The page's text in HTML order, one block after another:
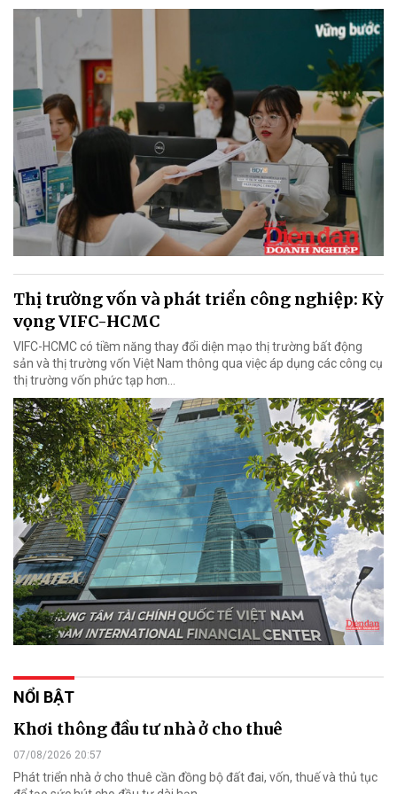
Thị trường vốn và phát triển công nghiệp: Kỳ
vọng VIFC-HCMC
VIFC-HCMC có tiềm năng thay đổi diện mạo thị trường bất động
sản và thị trường vốn Việt Nam thông qua việc áp dụng các công cụ
thị trường vốn phức tạp hơn...
NỔI BẬT
Khơi thông đầu tư nhà ở cho thuê
07/08/2026 20:57
Phát triển nhà ở cho thuê cần đồng bộ đất đai, vốn, thuế và thủ tục